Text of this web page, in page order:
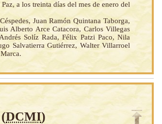
a los treinta días del mes de enero del
Juan Ramón Quintana Taborga,
Alberto Arce Catacora, Carlos Villegas
Solíz Rada, Félix Patzi Paco, Nila
Salvatierra Gutiérrez, Walter Villarroel
DCMI)